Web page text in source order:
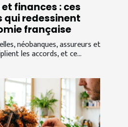
finances : ces
qui redessinent
française
néobanques, assureurs et
les accords, et ce...